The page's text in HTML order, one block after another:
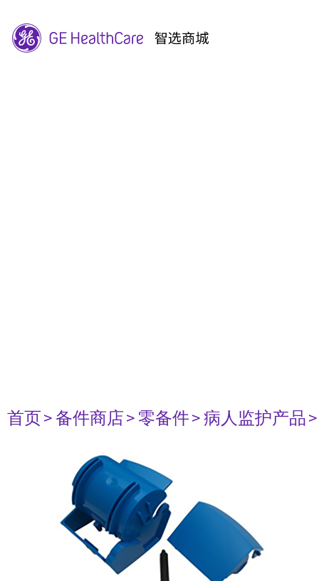
首页> 备件商店> 零备件> 病人监护产品